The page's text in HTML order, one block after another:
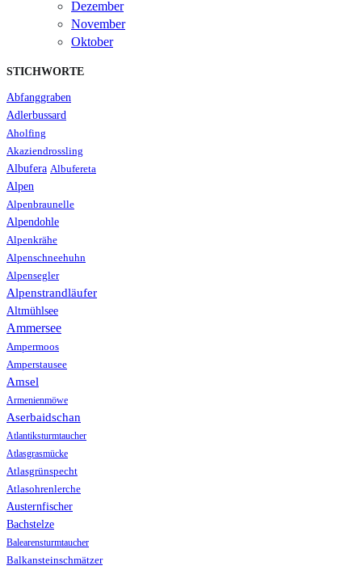
Dezember
November
Oktober
STICHWORTE
Abfanggraben
Adlerbussard
Aholfing
Akaziendrossling
Albufera Albufereta
Alpen
Alpenbraunelle
Alpendohle
Alpenkrähe
Alpenschneehuhn
Alpensegler
Alpenstrandläufer
Altmühlsee
Ammersee
Ampermoos
Amperstausee
Amsel
Armenienmöwe
Aserbaidschan
Atlantiksturmtaucher
Atlasgrasmücke
Atlasgrünspecht
Atlasohrenlerche
Austernfischer
Bachstelze
Balearensturmtaucher
Balkansteinschmätzer